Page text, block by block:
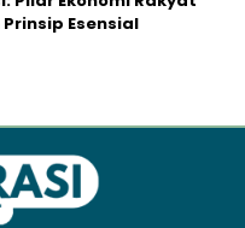
Esensial